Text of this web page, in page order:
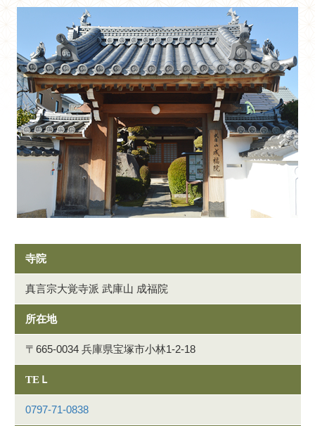
寺院
真言宗大覚寺派 武庫山 成福院
所在地
〒665-0034 兵庫県宝塚市小林1-2-18
TEＬ
0797-71-0838